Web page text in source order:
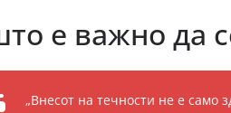
е важно да
„Внесот на течности не е само